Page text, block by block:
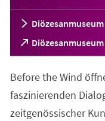
Diözesanmuseum
(Öffnet
in
neuen
Tab)
Before the Wind
faszinierenden
zeitgenössischer